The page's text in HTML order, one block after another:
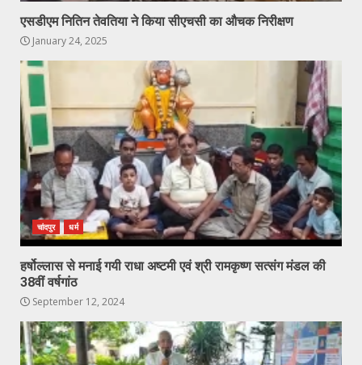
एसडीएम नितिन तेवतिया ने किया सीएचसी का औचक निरीक्षण
January 24, 2025
चांदपुर धर्म
हर्षोल्लास से मनाई गयी राधा अष्टमी एवं श्री रामकृष्ण सत्संग मंडल की
38वीं वर्षगांठ
September 12, 2024